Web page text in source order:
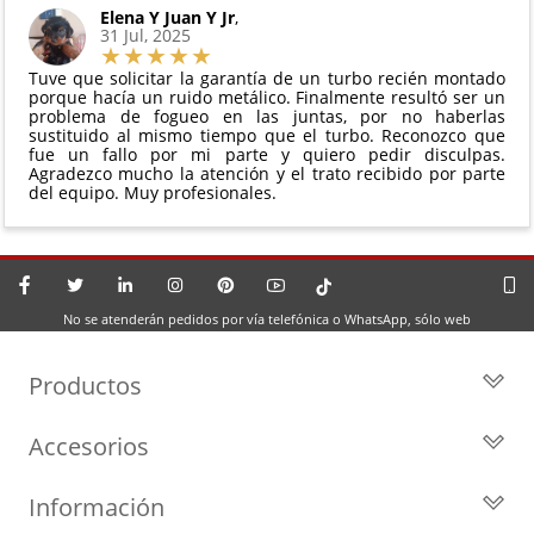
Elena Y Juan Y Jr,
31 Jul, 2025
Tuve que solicitar la garantía de un turbo recién montado
porque hacía un ruido metálico. Finalmente resultó ser un
problema de fogueo en las juntas, por no haberlas
sustituido al mismo tiempo que el turbo. Reconozco que
fue un fallo por mi parte y quiero pedir disculpas.
Agradezco mucho la atención y el trato recibido por parte
del equipo. Muy profesionales.
No se atenderán pedidos por vía telefónica o WhatsApp, sólo web
Productos
Turbos por Marca
Accesorios
Geometrías
Información